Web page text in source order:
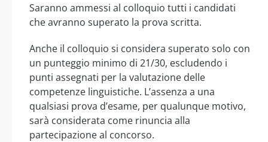
Saranno ammessi al colloquio tutti i candidati
che avranno superato la prova scritta.
Anche il colloquio si considera superato solo con
un punteggio minimo di 21/30, escludendo i
punti assegnati per la valutazione delle
competenze linguistiche. L’assenza a una
qualsiasi prova d’esame, per qualunque motivo,
sarà considerata come rinuncia alla
partecipazione al concorso.